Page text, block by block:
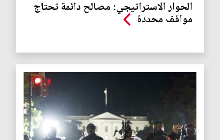
الحوار الاستراتيجي: مصالح دائمة تحتاج
مواقف محددة